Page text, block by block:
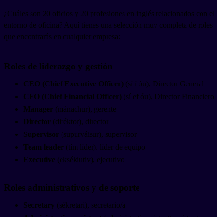
¿Cuáles son 20 oficios y 20 profesiones en inglés relacionados con el
entorno de oficina? Aquí tienes una selección muy completa de roles
que encontrarás en cualquier empresa:
Roles de liderazgo y gestión
CEO (Chief Executive Officer) (sí í óu), Director General
CFO (Chief Financial Officer) (sí ef óu), Director Financiero
Manager (mánachur), gerente
Director (diréktor), director
Supervisor (supurváisur), supervisor
Team leader (tím líder), líder de equipo
Executive (eksékiutiv), ejecutivo
Roles administrativos y de soporte
Secretary (sékretari), secretario/a